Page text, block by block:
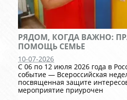
РЯДОМ, КОГДА ВАЖНО:
ПОМОЩЬ СЕМЬЕ
10-07-2026
С 06 по 12 июля 2026 года в
событие — Всероссийская
посвященная защите
мероприятие приурочен